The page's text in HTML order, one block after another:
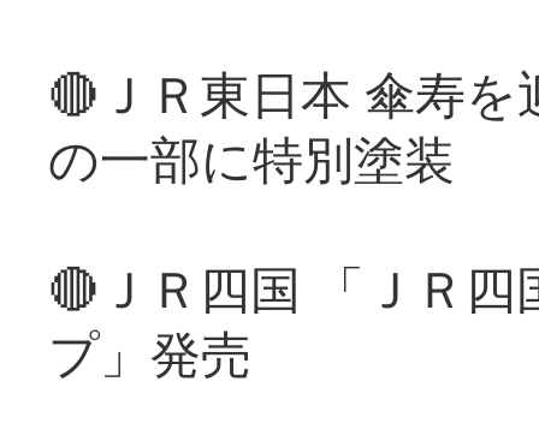
🔴ＪＲ東日本 傘寿
の一部に特別塗装
🔴ＪＲ四国 「ＪＲ
プ」発売